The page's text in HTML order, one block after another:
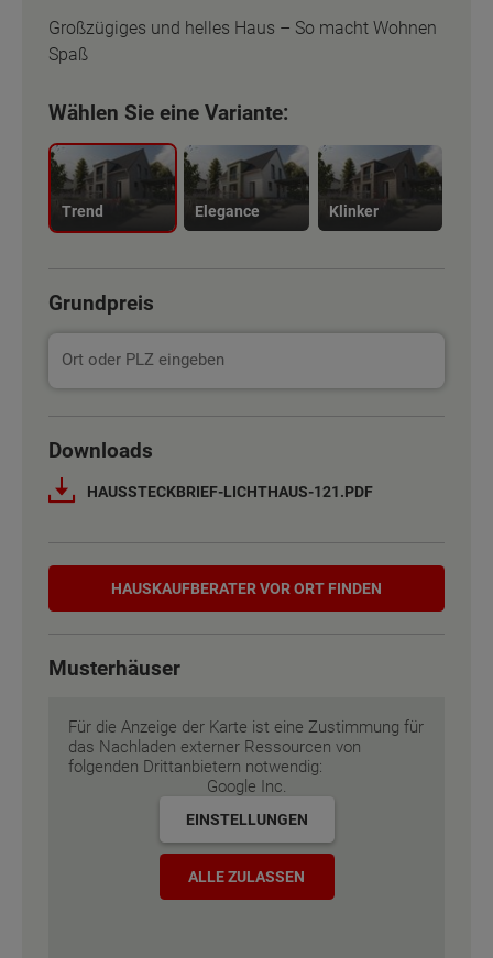
Basisinformation
Außenmaße 7.88 m x 9.88 m
Inklusivausstattung
Basisinformation
Außenmaße 7.88 m x 9.88 m
Inklusivausstattung
Großzügiges und helles Haus – So macht Wohnen
Spaß
Wählen Sie eine Variante:
Trend Elegance Klinker
Grundpreis
Downloads
HAUSSTECKBRIEF-LICHTHAUS-121.PDF
Hauskaufberater
HAUSKAUF­BERATER VOR ORT FINDEN
Musterhäuser
Für die Anzeige der Karte ist eine Zustimmung für
das Nachladen externer Ressourcen von
folgenden Drittanbietern notwendig:
Google Inc.
EINSTELLUNGEN
ALLE ZULASSEN